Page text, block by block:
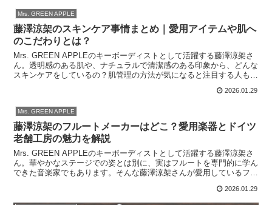
Mrs. GREEN APPLE
藤澤涼架のスキンケア事情まとめ｜愛用アイテムや肌へ
のこだわりとは？
Mrs. GREEN APPLEのキーボーディストとして活躍する藤澤涼架さ
ん。透明感のある肌や、ナチュラルで清潔感のある印象から、どんな
スキンケアをしているの？肌管理の方法が気になると注目する人も多
2026.01.29
Mrs. GREEN APPLE
藤澤涼架のフルートメーカーはどこ？愛用楽器とドイツ
老舗工房の魅力を解説
Mrs. GREEN APPLEのキーボーディストとして活躍する藤澤涼架さ
ん。華やかなステージでの姿とは別に、実はフルートを専門的に学ん
できた音楽家でもあります。そんな藤澤涼架さんが愛用しているフル
2026.01.29